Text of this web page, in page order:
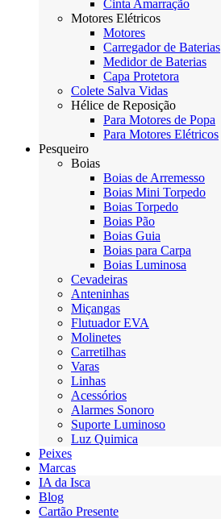
Cinta Amarração
Motores Elétricos
Motores
Carregador de Baterias
Medidor de Baterias
Capa Protetora
Colete Salva Vidas
Hélice de Reposição
Para Motores de Popa
Para Motores Elétricos
Pesqueiro
Boias
Boias de Arremesso
Boias Mini Torpedo
Boias Torpedo
Boias Pão
Boias Guia
Boias para Carpa
Boias Luminosa
Cevadeiras
Anteninhas
Miçangas
Flutuador EVA
Molinetes
Carretilhas
Varas
Linhas
Acessórios
Alarmes Sonoro
Suporte Luminoso
Luz Quimica
Peixes
Marcas
IA da Isca
Blog
Cartão Presente